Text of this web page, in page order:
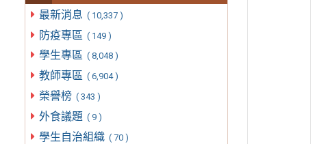
最新消息 ( 10,337 )
防疫專區 ( 149 )
學生專區 ( 8,048 )
教師專區 ( 6,904 )
榮譽榜 ( 343 )
外食議題 ( 9 )
學生自治組織 ( 70 )